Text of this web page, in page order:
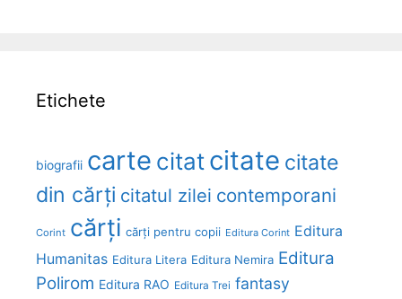
Etichete
biografii carte citatcitate citate
din cărți citatul zilei contemporani
Corint cărți cărți pentru copii Editura Corint Editura
Humanitas Editura Litera Editura Nemira Editura
Polirom Editura RAO Editura Trei fantasy